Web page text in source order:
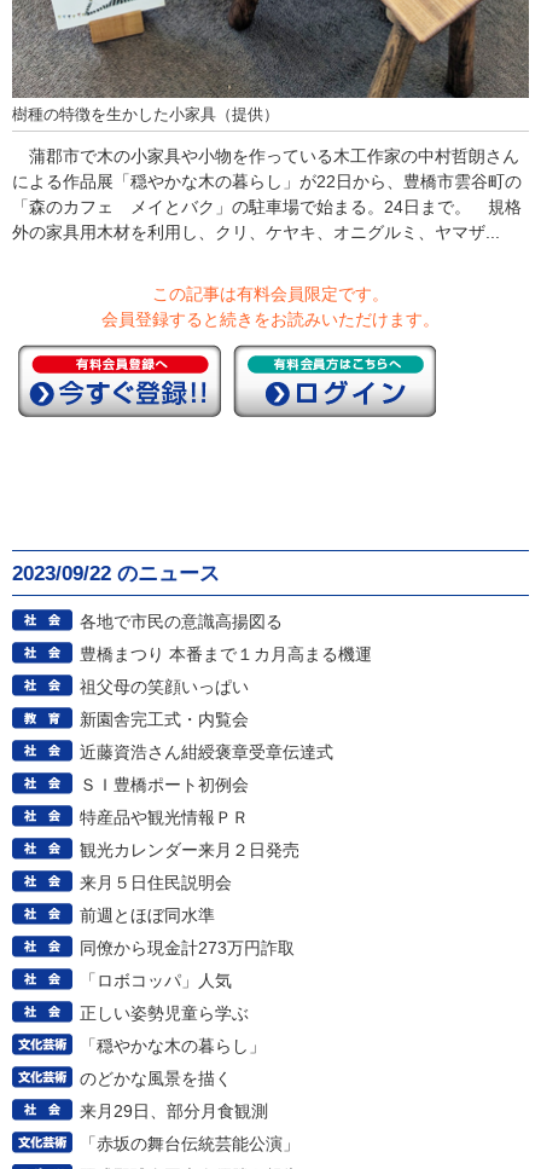
樹種の特徴を生かした小家具（提供）
蒲郡市で木の小家具や小物を作っている木工作家の中村哲朗さん
による作品展「穏やかな木の暮らし」が22日から、豊橋市雲谷町の
「森のカフェ メイとバク」の駐車場で始まる。24日まで。 規格
外の家具用木材を利用し、クリ、ケヤキ、オニグルミ、ヤマザ...
この記事は有料会員限定です。
会員登録すると続きをお読みいただけます。
2023/09/22 のニュース
各地で市民の意識高揚図る
豊橋まつり 本番まで１カ月高まる機運
祖父母の笑顔いっぱい
新園舎完工式・内覧会
近藤資浩さん紺綬褒章受章伝達式
ＳＩ豊橋ポート初例会
特産品や観光情報ＰＲ
観光カレンダー来月２日発売
来月５日住民説明会
前週とほぼ同水準
同僚から現金計273万円詐取
「ロボコッパ」人気
正しい姿勢児童ら学ぶ
「穏やかな木の暮らし」
のどかな風景を描く
来月29日、部分月食観測
「赤坂の舞台伝統芸能公演」